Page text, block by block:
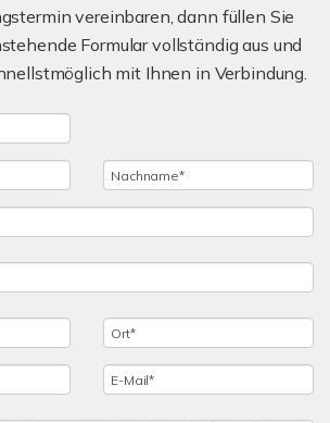
vereinbaren, dann füllen Sie
Formular vollständig aus und
mit Ihnen in Verbindung.